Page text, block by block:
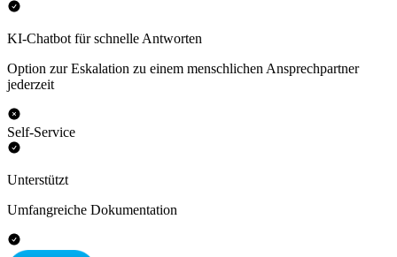
KI-Chatbot für schnelle Antworten
Option zur Eskalation zu einem menschlichen Ansprechpartner
jederzeit
Self-Service
Unterstützt
Umfangreiche Dokumentation